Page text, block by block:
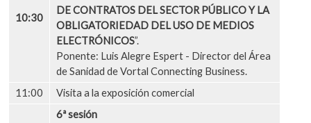
10:30
DE CONTRATOS DEL SECTOR PÚBLICO Y LA
OBLIGATORIEDAD DEL USO DE MEDIOS
ELECTRÓNICOS”.
Ponente: Luis Alegre Espert - Director del Área
de Sanidad de Vortal Connecting Business.
11:00
Visita a la exposición comercial
6ª sesión